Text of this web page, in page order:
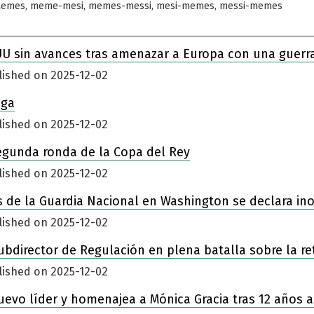
en , meme-mesi, memes-messi, mesi-memes, messi-memes
sin avances tras amenazar a Europa con una
on 2025-12-02
on 2025-12-02
ronda de la Copa del Rey
on 2025-12-02
la Guardia Nacional en Washington se declara
on 2025-12-02
de Regulación en plena batalla sobre la
on 2025-12-02
líder y homenajea a Mónica Gracia tras 12 años